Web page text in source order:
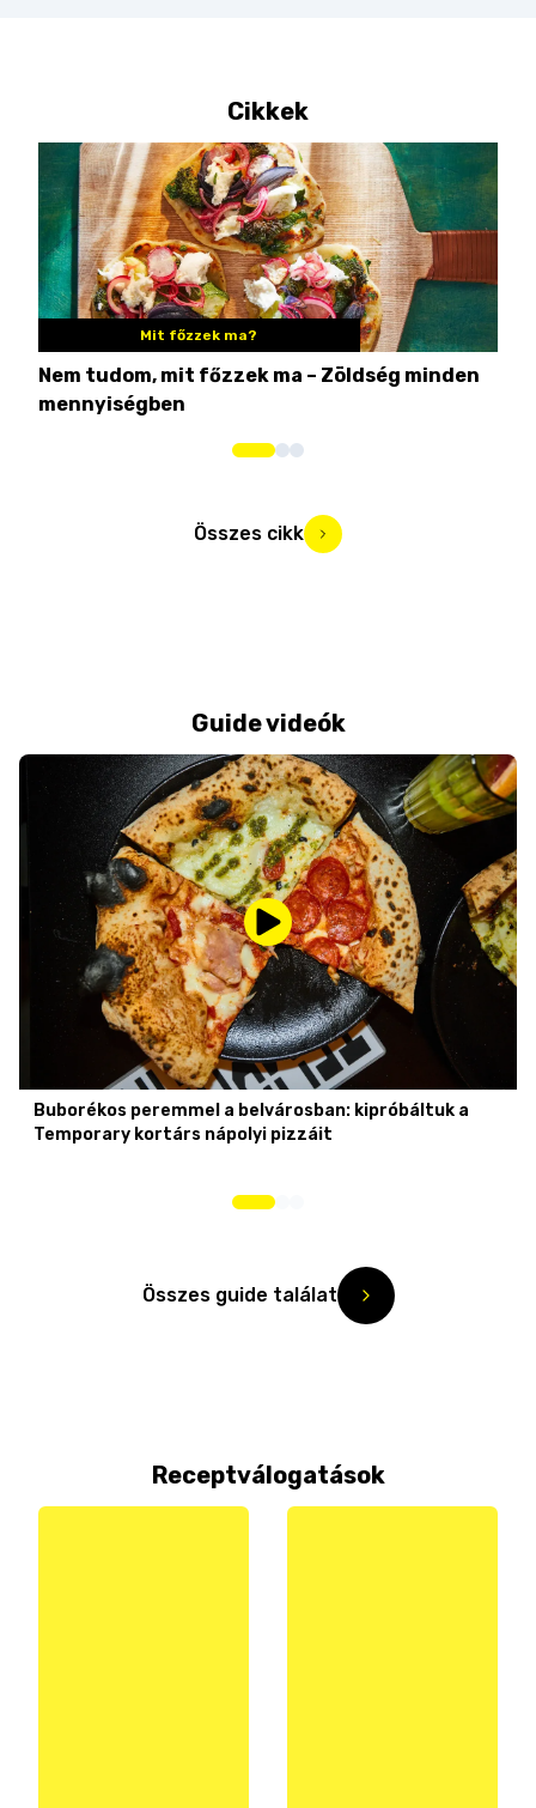
Cikkek
Mit főzzek ma?
Nem tudom, mit főzzek ma – Zöldség minden
mennyiségben
Összes cikk
Guide videók
Buborékos peremmel a belvárosban: kipróbáltuk a
Temporary kortárs nápolyi pizzáit
Összes guide találat
Receptválogatások